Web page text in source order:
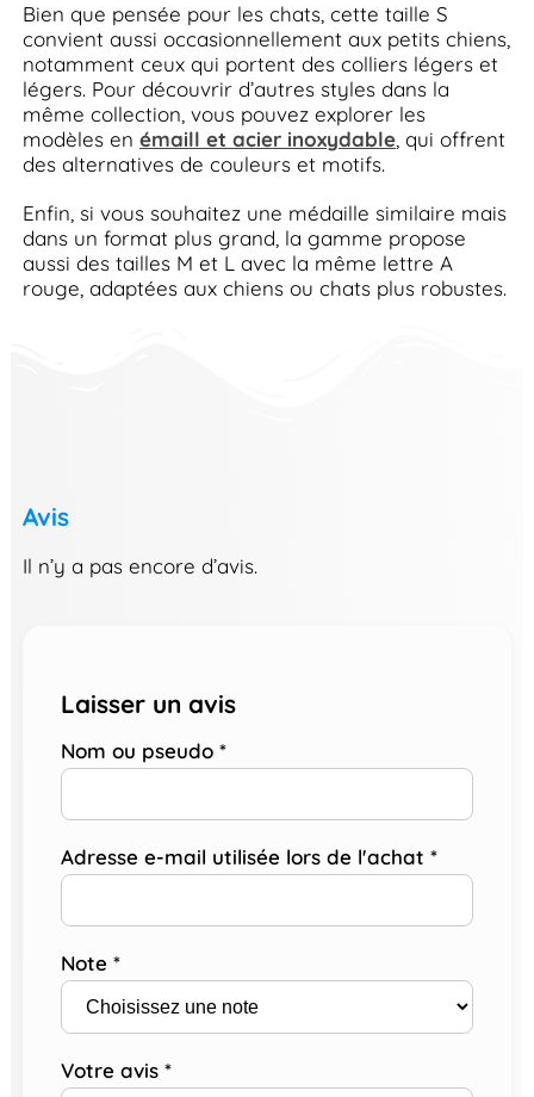
Bien que pensée pour les chats, cette taille S
convient aussi occasionnellement aux petits chiens,
notamment ceux qui portent des colliers légers et
légers. Pour découvrir d’autres styles dans la
même collection, vous pouvez explorer les
modèles en émaill et acier inoxydable, qui offrent
des alternatives de couleurs et motifs.
Enfin, si vous souhaitez une médaille similaire mais
dans un format plus grand, la gamme propose
aussi des tailles M et L avec la même lettre A
rouge, adaptées aux chiens ou chats plus robustes.
Avis
Il n’y a pas encore d’avis.
Laisser un avis
Nom ou pseudo *
Adresse e-mail utilisée lors de l'achat *
Note *
Votre avis *